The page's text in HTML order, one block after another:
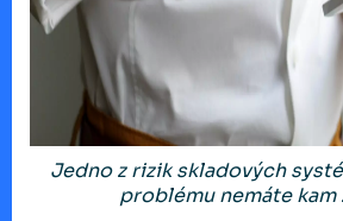
Jedno z rizik skladových
problému nemáte kam